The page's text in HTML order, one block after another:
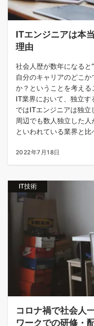
ITエンジニアは本
理由
社会人歴が数年になると
自分のキャリアのどこ
か？ということを考え
IT業界において、独立
ではITエンジニアは独
周辺でも数人独立した
といわれている業界と
2022年7月18日
IT技術
コロナ禍で社会人
ワークでの研修・